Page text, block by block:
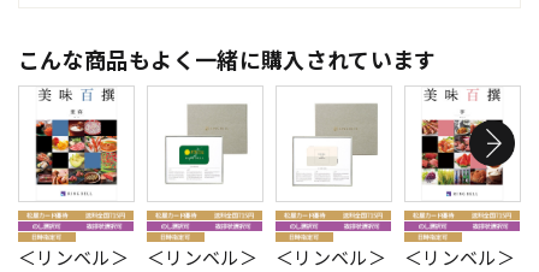
こんな商品もよく一緒に購入されています
＜リンベル＞
＜リンベル＞
＜リンベル＞
＜リンベル＞